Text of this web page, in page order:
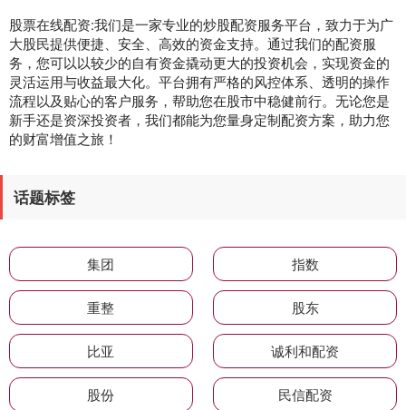
股票在线配资:我们是一家专业的炒股配资服务平台，致力于为广
大股民提供便捷、安全、高效的资金支持。通过我们的配资服
务，您可以以较少的自有资金撬动更大的投资机会，实现资金的
灵活运用与收益最大化。平台拥有严格的风控体系、透明的操作
流程以及贴心的客户服务，帮助您在股市中稳健前行。无论您是
新手还是资深投资者，我们都能为您量身定制配资方案，助力您
的财富增值之旅！
话题标签
集团 指数
重整 股东
比亚 诚利和配资
股份 民信配资